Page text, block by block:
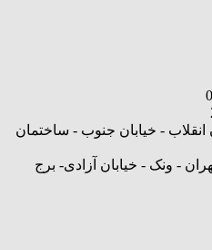
انقلاب - خیابان جنوب - ساختمان
- ونک - خیابان آزادی- برج